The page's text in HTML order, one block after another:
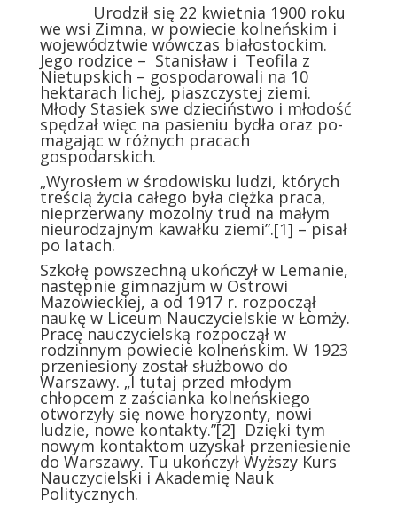
Urodził się 22 kwietnia 1900 roku
we wsi Zimna, w powiecie kolneńskim i
województwie wówczas białostockim.
Jego rodzice – Stanisław i Teofila z
Nietupskich – gospodarowali na 10
hektarach lichej, piaszczystej ziemi.
Młody Stasiek swe dzieciństwo i młodość
spędzał więc na pasieniu bydła oraz po­
magając w różnych pracach
gospodarskich.
„Wyrosłem w środowisku ludzi, których
treścią życia całego była ciężka praca,
nieprzerwany mozolny trud na małym
nieurodzajnym kawałku ziemi”.[1] – pisał
po latach.
Szkołę powszechną ukończył w Lemanie,
następnie gimnazjum w Ostrowi
Mazowieckiej, a od 1917 r. rozpoczął
naukę w Liceum Nauczycielskie w Łomży.
Pracę nauczycielską rozpoczął w
rodzinnym powiecie kolneńskim. W 1923
przeniesiony został służbowo do
Warszawy. „I tutaj przed młodym
chłopcem z zaścianka kolneńskiego
otworzyły się nowe horyzonty, nowi
ludzie, nowe kontakty.”[2] Dzięki tym
nowym kontaktom uzyskał przeniesienie
do Warszawy. Tu ukończył Wyższy Kurs
Nauczycielski i Akademię Nauk
Politycznych.